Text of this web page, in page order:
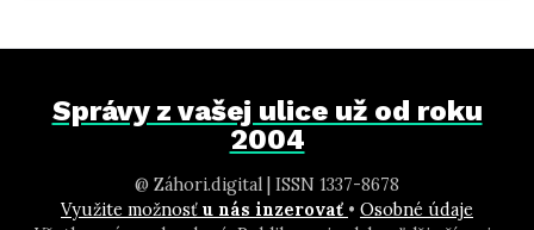
Správy z vašej ulice už od roku
2004
@ Záhori.digital | ISSN 1337-8678
Využite možnosť u nás inzerovať • Osobné údaje